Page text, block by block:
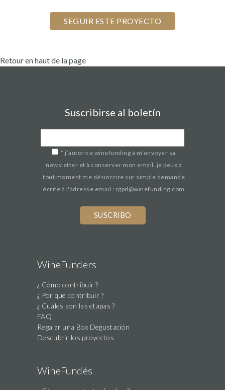
Retour en haut de la page
Suscribirse al boletín
* j’autorise winefunding à m'envoyer sa
newsletter et à conserver mon email. je peux à
tout moment me désincrire sur simple demande
écrite à l'adresse email : rgpd@winefunding.com
this
field
WineFunders
¿ Cómo contribuir ?
¿ Por qué contribuir ?
¿ Cuáles son las etapas ?
FAQ
Regalar una Box Degustación
Descubrir los proyectos
WineFundés